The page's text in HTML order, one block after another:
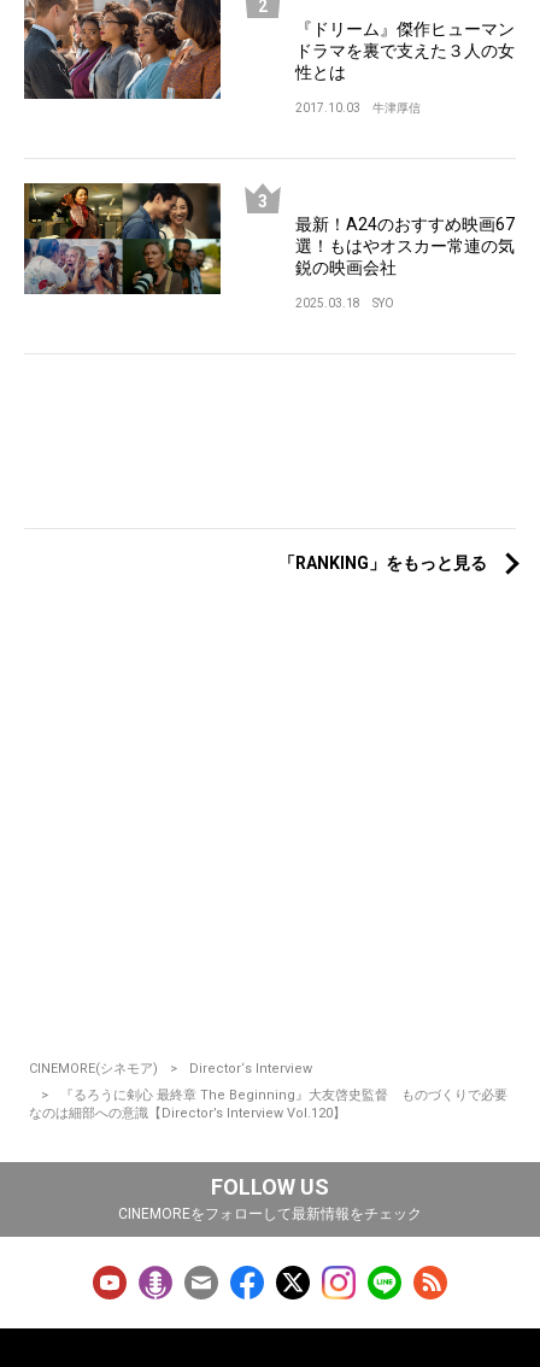
『ドリーム』傑作ヒューマン
ドラマを裏で支えた３人の女
性とは
2017.10.03 牛津厚信
最新！A24のおすすめ映画67
選！もはやオスカー常連の気
鋭の映画会社
2025.03.18 SYO
「RANKING」をもっと見る
CINEMORE(シネモア)
Director‘s Interview
『るろうに剣心 最終章 The Beginning』大友啓史監督 ものづくりで必要
なのは細部への意識【Director’s Interview Vol.120】
FOLLOW US
CINEMOREをフォローして最新情報をチェック